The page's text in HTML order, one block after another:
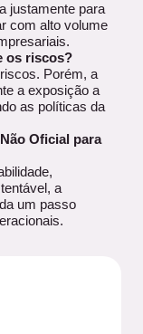
justamente para
com alto volume
os riscos?
Porém, a
a exposição a
as políticas da
Oficial para
a
um passo